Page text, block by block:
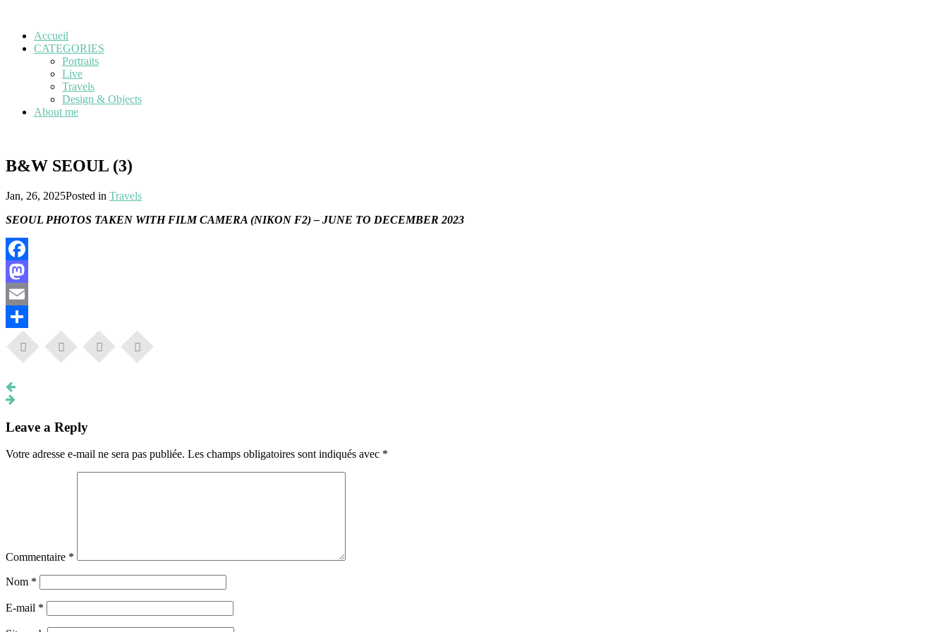
Accueil
CATEGORIES
Portraits
Live
Travels
Design & Objects
About me
B&W SEOUL (3)
Jan, 26, 2025Posted in Travels
SEOUL PHOTOS TAKEN WITH FILM CAMERA (NIKON F2) – JUNE TO DECEMBER 2023
Facebook
Mastodon
Email
Partager
Leave a Reply
Votre adresse e-mail ne sera pas publiée. Les champs obligatoires sont indiqués avec *
Commentaire *
Nom *
E-mail *